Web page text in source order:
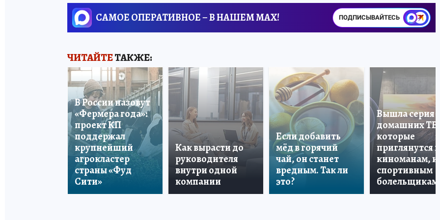
САМОЕ ОПЕРАТИВНОЕ – В НАШЕМ MAX! ПОДПИСЫВАЙТЕСЬ
ЧИТАЙТЕТАКЖЕ:
В России назовут
«Фермера года»:
проект КП
поддержал
крупнейший
агрокластер
страны «Фуд
Сити»
Как вырасти до
руководителя
внутри одной
компании
Если добавить
мёд в горячий
чай, он станет
вредным. Так ли
это?
Вышла серия
домашних ТВ,
которые
приглянутся и
киноманам, и
спортивным
болельщикам